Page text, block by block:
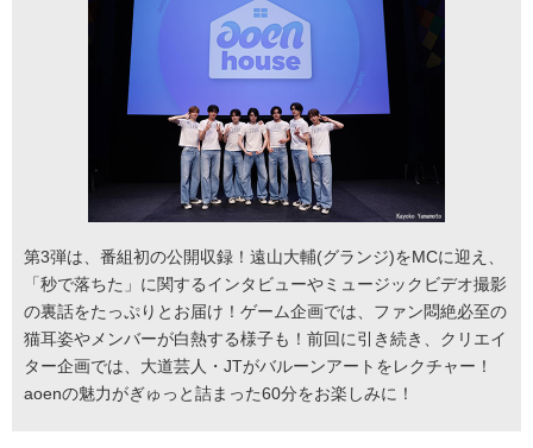
第3弾は、番組初の公開収録！遠山大輔(グランジ)をMCに迎え、
「秒で落ちた」に関するインタビューやミュージックビデオ撮影
の裏話をたっぷりとお届け！ゲーム企画では、ファン悶絶必至の
猫耳姿やメンバーが白熱する様子も！前回に引き続き、クリエイ
ター企画では、大道芸人・JTがバルーンアートをレクチャー！
aoenの魅力がぎゅっと詰まった60分をお楽しみに！